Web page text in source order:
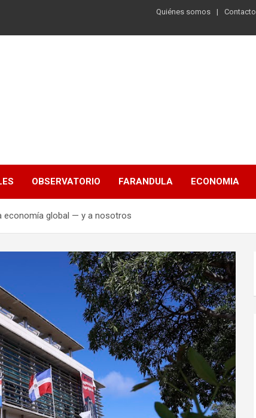
Quiénes somos Contacto
OBSERVATORIO FARANDULA ECONOMIA
economía global — y a nosotros